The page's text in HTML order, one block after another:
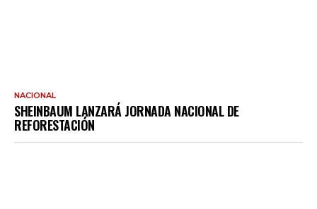
NACIONAL
SHEINBAUM LANZARÁ JORNADA NACIONAL DE
REFORESTACIÓN